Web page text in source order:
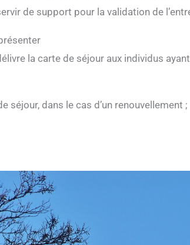
de support pour la validation de
la carte de séjour aux individus
séjour, dans le cas d’un renouvellement ;